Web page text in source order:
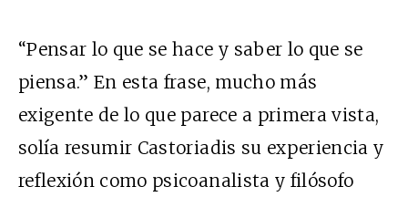
“Pensar lo que se hace y saber lo que se
piensa.” En esta frase, mucho más
exigente de lo que parece a primera vista,
solía resumir Castoriadis su experiencia y
reflexión como psicoanalista y filósofo